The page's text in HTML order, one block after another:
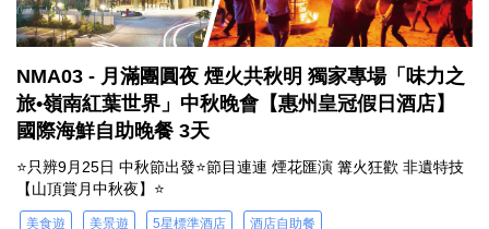
NMA03 - 月滿團圓夜 煙火共秋明 獨家專場「味力之
旅•嶺南紅葉世界」中秋晚會【惠州皇冠假日酒店】
國際海鮮自助晚餐 3天
⭐只辨9月25日 中秋節出發⭐節目連連 煙花匯演 篝火狂歡 非遺特技
【山頂賞月中秋夜】⭐
美食遊 美景遊 5星標準酒店 酒店自助餐